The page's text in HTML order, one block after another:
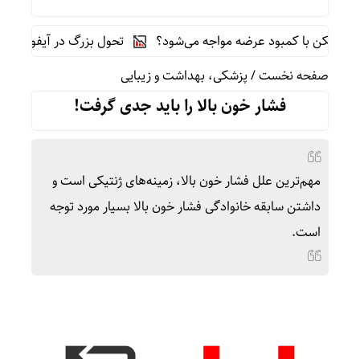
با کمبود عرضه مواجه می‌شود؟
تحول بزرگ در آیفون ۱۸ پرو/ سه قابلیت رویایی که بالاخره به حقیقت می‌پیوندند
صفحه نخست/پزشکی، بهداشت و زیبایی
فشار خون بالا را باید جدی گرفت!
مهم‌ترین علل فشار خون بالا، زمینه‌های ژنتیکی است و
داشتن سابقه خانوادگی فشار خون بالا بسیار مورد توجه
است.